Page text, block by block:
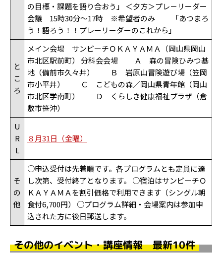
の目標・課題を語り合おう」 ＜夕方＞プレ－リーダー
会議 15時30分～17時 ※希望者のみ 「あつまろ
う！語ろう！！プレーリーダーのこれから」
と
こ
ろ
メイン会場 サンピーチＯＫＡＹＡＭＡ（岡山県岡山
市北区駅前町） 分科会会場 Ａ 森の冒険ひみつ基
地（備前市久々井） Ｂ 岩原山冒険遊び場（笠岡
市小平井） Ｃ こどもの森／岡山県青年館（岡山
市北区学南町） Ｄ くらしき健康福祉プラザ（倉
敷市笹沖）
U
R
L
８月31日（金曜）
そ
の
他
○申込受付は先着順です。各プログラムとも定員に達
し次第、受付終了となります。 ○宿泊はサンピーチＯ
ＫＡＹＡＭＡを割引価格で利用できます（シングル朝
食付6,700円） ○プログラム詳細・会場案内は参加申
込された方に後日郵送します。
その他のイベント・講座情報 最新10件